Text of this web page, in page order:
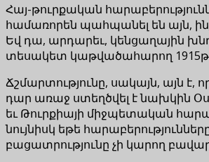
Հայ-թուրքական
համառորեն պահպանել են այն,
Եվ դա, արդարեւ, կենցաղային
տեսակետ կաթվածահարող
Ճշմարտությունը, սակայն, այն
դար առաջ ստեղծվել է նախկին
եւ Թուրքիայի միջպետական
նույնիսկ եթե
բացատրությունը չի կարող